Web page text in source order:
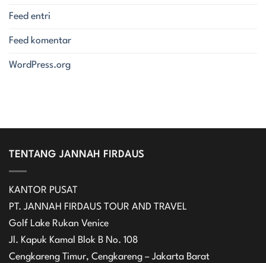
Feed entri
Feed komentar
WordPress.org
TENTANG JANNAH FIRDAUS
KANTOR PUSAT
PT. JANNAH FIRDAUS TOUR AND TRAVEL
Golf Lake Rukan Venice
Jl. Kapuk Kamal Blok B No. 108
Cengkareng Timur, Cengkareng – Jakarta Barat